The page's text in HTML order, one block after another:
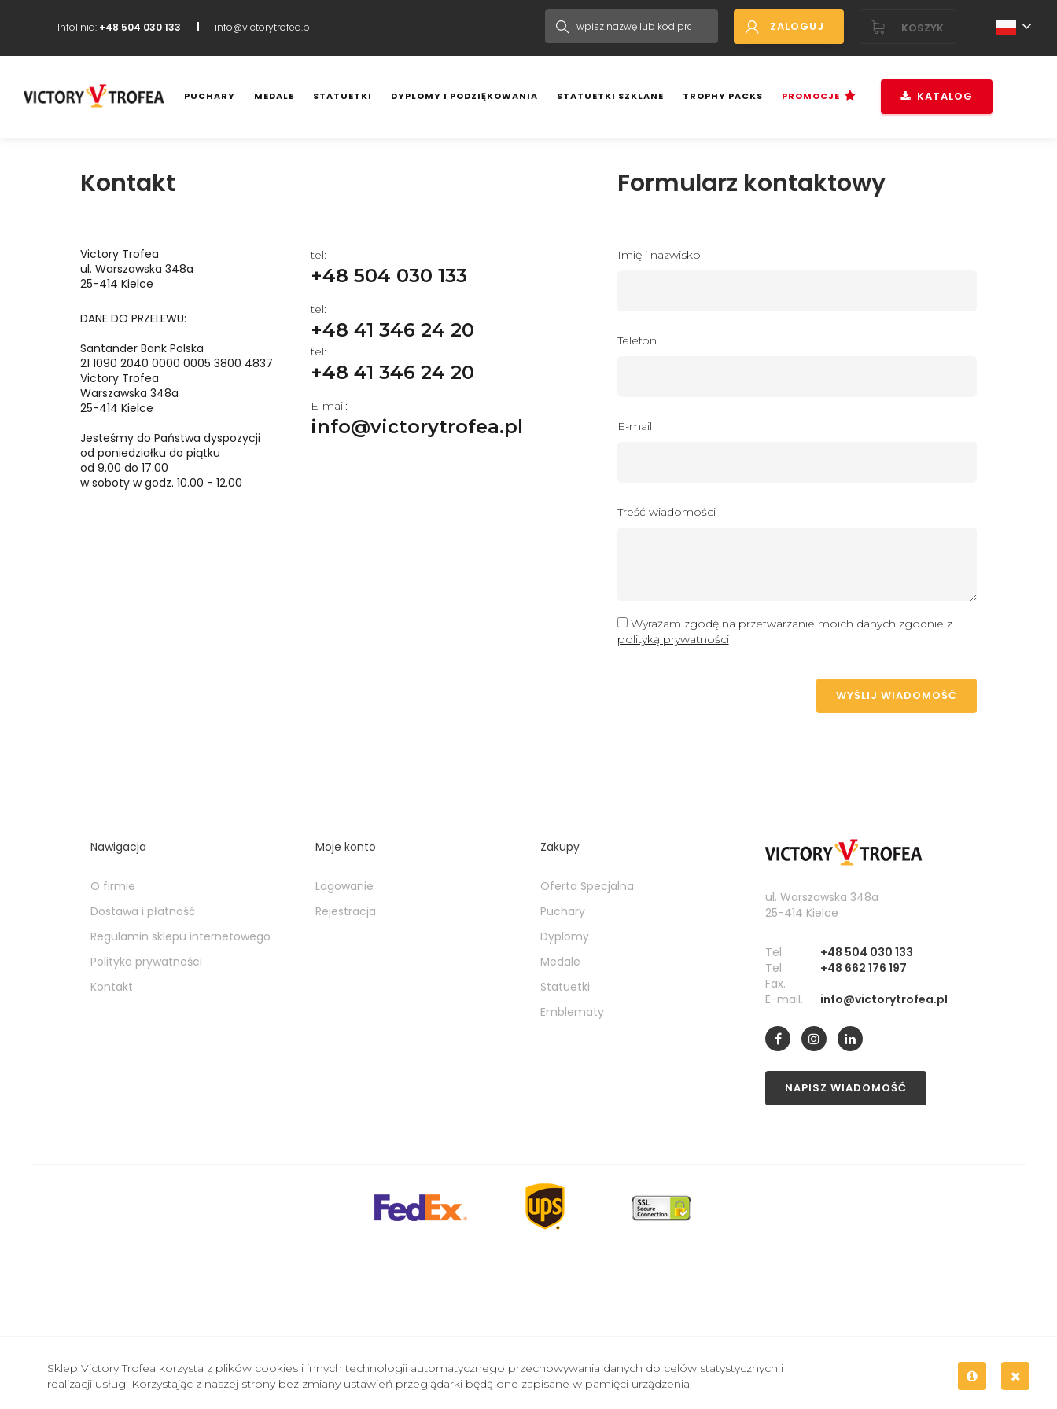
PUCHARY MEDALE STATUETKI DYPLOMY I PODZIĘKOWANIA STATUETKI SZKLANE TROPHY PACKS PROMOCJE KATALOG
STATUETKI AKRYLOWE
FIGURKI SPORTOWE
DYPLOMY PAPIEROWE
TROPHY PACKS
Infolinia: +48 504 030 133 info@victorytrofea.pl ZALOGUJ KOSZYK
Kontakt
Victory Trofea
ul. Warszawska 348a
25-414 Kielce
DANE DO PRZELEWU:
Santander Bank Polska
21 1090 2040 0000 0005 3800 4837
Victory Trofea
Warszawska 348a
25-414 Kielce
Jesteśmy do Państwa dyspozycji
od poniedziałku do piątku
od 9.00 do 17.00
w soboty w godz. 10.00 - 12.00
tel:
+48 504 030 133
tel:
+48 41 346 24 20
tel:
+48 41 346 24 20
E-mail:
info@victorytrofea.pl
Formularz kontaktowy
Imię i nazwisko
Telefon
E-mail
Treść wiadomości
Wyrażam zgodę na przetwarzanie moich danych zgodnie z
polityką prywatności
WYŚLIJ WIADOMOŚĆ
Nawigacja
O firmie
Dostawa i płatność
Regulamin sklepu internetowego
Polityka prywatności
Kontakt
Moje konto
Logowanie
Rejestracja
Zakupy
Oferta Specjalna
Puchary
Dyplomy
Medale
Statuetki
Emblematy
ul. Warszawska 348a
25-414 Kielce
Tel.
+48 504 030 133
Tel.
+48 662 176 197
Fax.
E-mail.
info@victorytrofea.pl
NAPISZ WIADOMOŚĆ
Copyright 2026 by Victory Trofea. Wszelkie prawa zastrzeżone.
Sklep Victory Trofea korzysta z plików cookies i innych technologii automatycznego przechowywania danych do celów statystycznych i
realizacji usług. Korzystając z naszej strony bez zmiany ustawień przeglądarki będą one zapisane w pamięci urządzenia.